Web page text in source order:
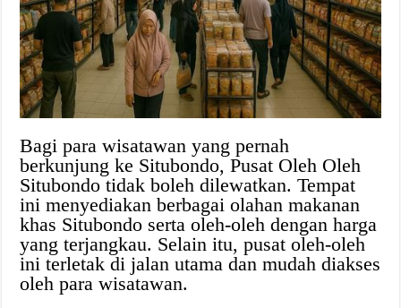
Bagi para wisatawan yang pernah
berkunjung ke Situbondo, Pusat Oleh Oleh
Situbondo tidak boleh dilewatkan. Tempat
ini menyediakan berbagai olahan makanan
khas Situbondo serta oleh-oleh dengan harga
yang terjangkau. Selain itu, pusat oleh-oleh
ini terletak di jalan utama dan mudah diakses
oleh para wisatawan.